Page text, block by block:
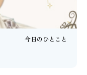
今日のひとこと